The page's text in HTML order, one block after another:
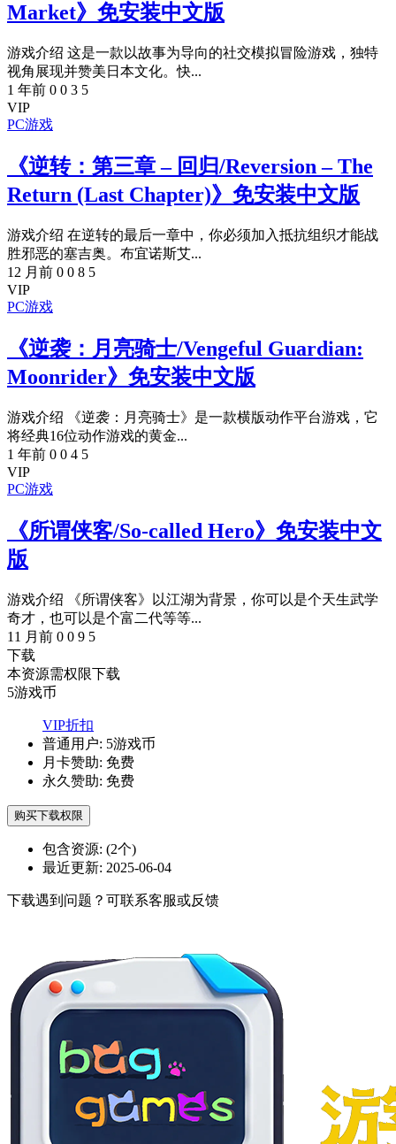
Market》免安装中文版
游戏介绍 这是一款以故事为导向的社交模拟冒险游戏，独特
视角展现并赞美日本文化。快...
1 年前 0 0 3 5
VIP
PC游戏
《逆转：第三章 – 回归/Reversion – The
Return (Last Chapter)》免安装中文版
游戏介绍 在逆转的最后一章中，你必须加入抵抗组织才能战
胜邪恶的塞吉奥。布宜诺斯艾...
12 月前 0 0 8 5
VIP
PC游戏
《逆袭：月亮骑士/Vengeful Guardian:
Moonrider》免安装中文版
游戏介绍 《逆袭：月亮骑士》是一款横版动作平台游戏，它
将经典16位动作游戏的黄金...
1 年前 0 0 4 5
VIP
PC游戏
《所谓侠客/So-called Hero》免安装中文
版
游戏介绍 《所谓侠客》以江湖为背景，你可以是个天生武学
奇才，也可以是个富二代等等...
11 月前 0 0 9 5
下载
本资源需权限下载
5游戏币
VIP折扣
普通用户: 5游戏币
月卡赞助: 免费
永久赞助: 免费
购买下载权限
包含资源: (2个)
最近更新: 2025-06-04
下载遇到问题？可联系客服或反馈